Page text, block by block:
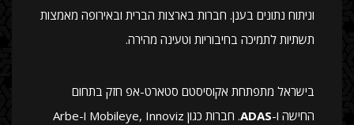
וניתוח נתונים בענן. חברות בארצות הברית ובאירופה מאמצות
תשתיות לתמיכה בחיבוריות וטעינה מהירה.
בישראל מתפתחת אקוסיסטם סטארט-אפ חזק בתחום
החישה ו-ADAS
. חברות כגון Mobileye, Innoviz ו-Arbe